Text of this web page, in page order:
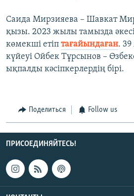
Саида Мирзияева – Шавкат
қызы. 2023 жылы тамызда
көмекші етіп тағайындаған.
күйеуі Ойбек Тұрсынов –
ықпалды кәсіпкерлердің бірі.
Поделиться Follow us
ПРИСОЕДИНЯЙТЕСЬ!